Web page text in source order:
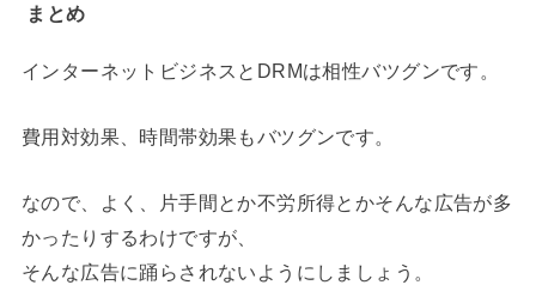
まとめ
インターネットビジネスとDRMは相性バツグンです。
費用対効果、時間帯効果もバツグンです。
なので、よく、片手間とか不労所得とかそんな広告が多
かったりするわけですが、
そんな広告に踊らされないようにしましょう。